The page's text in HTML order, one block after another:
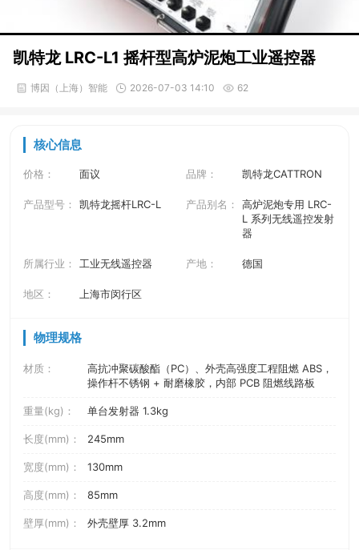
凯特龙 LRC-L1 摇杆型高炉泥炮工业遥控器
博因（上海）智能 2026-07-03 14:10 62
核心信息
价格： 面议 品牌： 凯特龙CATTRON
产品型号： 凯特龙摇杆LRC-L 产品别名：
高炉泥炮专用 LRC-
L 系列无线遥控发射
器
所属行业： 工业无线遥控器 产地： 德国
地区： 上海市闵行区
物理规格
材质：
高抗冲聚碳酸酯（PC）、外壳高强度工程阻燃 ABS，
操作杆不锈钢 + 耐磨橡胶，内部 PCB 阻燃线路板
重量(kg)： 单台发射器 1.3kg
长度(mm)： 245mm
宽度(mm)： 130mm
高度(mm)： 85mm
壁厚(mm)： 外壳壁厚 3.2mm